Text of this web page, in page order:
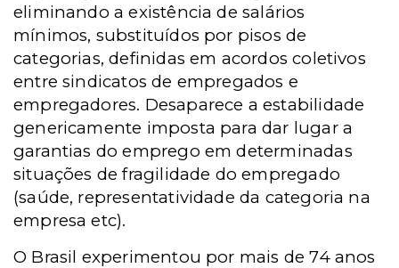
eliminando a existência de salários
mínimos, substituídos por pisos de
categorias, definidas em acordos coletivos
entre sindicatos de empregados e
empregadores. Desaparece a estabilidade
genericamente imposta para dar lugar a
garantias do emprego em determinadas
situações de fragilidade do empregado
(saúde, representatividade da categoria na
empresa etc).
O Brasil experimentou por mais de 74 anos